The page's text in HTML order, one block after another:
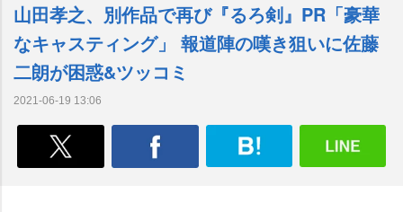
山田孝之、別作品で再び『るろ剣』PR「豪華
なキャスティング」 報道陣の嘆き狙いに佐藤
二朗が困惑&ツッコミ
2021-06-19 13:06